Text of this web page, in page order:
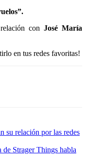
con José María
en tus redes favoritas!
su relación por las redes
Strager Things habla